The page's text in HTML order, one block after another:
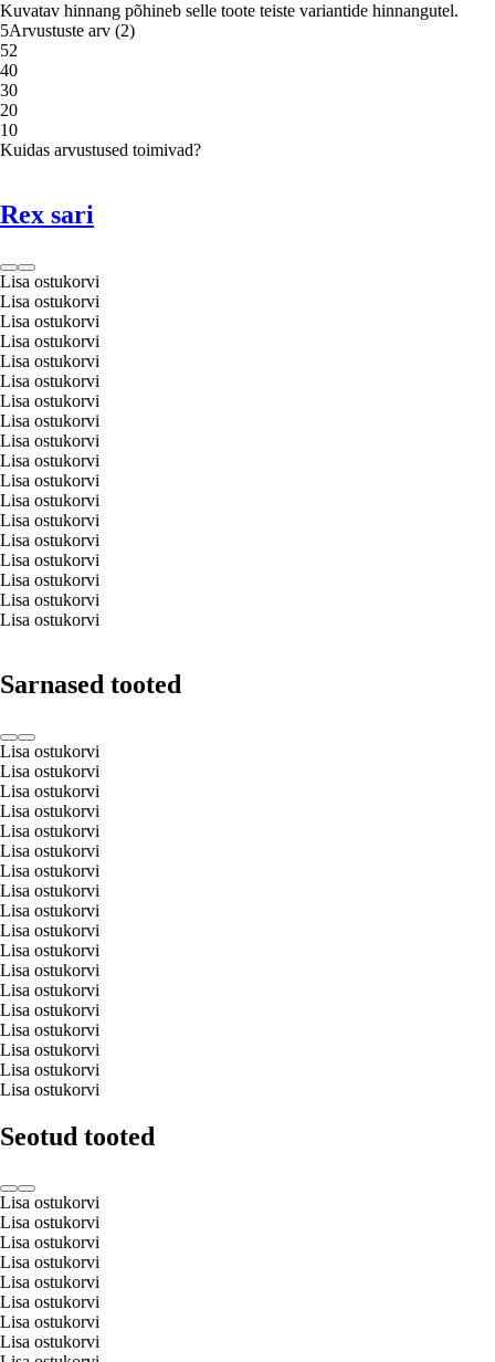
Kuvatav hinnang põhineb selle toote teiste variantide hinnangutel.
5Arvustuste arv (2)
52
40
30
20
10
Kuidas arvustused toimivad?
Rex sari
Lisa ostukorvi
Lisa ostukorvi
Lisa ostukorvi
Lisa ostukorvi
Lisa ostukorvi
Lisa ostukorvi
Lisa ostukorvi
Lisa ostukorvi
Lisa ostukorvi
Lisa ostukorvi
Lisa ostukorvi
Lisa ostukorvi
Lisa ostukorvi
Lisa ostukorvi
Lisa ostukorvi
Lisa ostukorvi
Lisa ostukorvi
Lisa ostukorvi
Sarnased tooted
Lisa ostukorvi
Lisa ostukorvi
Lisa ostukorvi
Lisa ostukorvi
Lisa ostukorvi
Lisa ostukorvi
Lisa ostukorvi
Lisa ostukorvi
Lisa ostukorvi
Lisa ostukorvi
Lisa ostukorvi
Lisa ostukorvi
Lisa ostukorvi
Lisa ostukorvi
Lisa ostukorvi
Lisa ostukorvi
Lisa ostukorvi
Lisa ostukorvi
Seotud tooted
Lisa ostukorvi
Lisa ostukorvi
Lisa ostukorvi
Lisa ostukorvi
Lisa ostukorvi
Lisa ostukorvi
Lisa ostukorvi
Lisa ostukorvi